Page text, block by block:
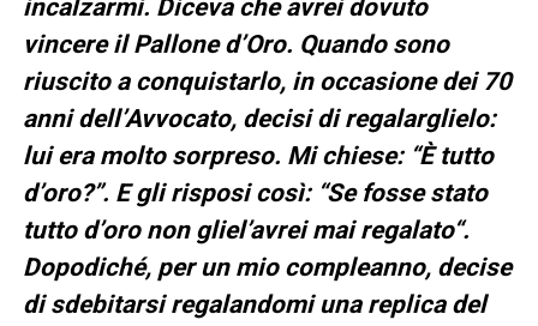
incalzarmi. Diceva che avrei dovuto
vincere il Pallone d’Oro. Quando sono
riuscito a conquistarlo, in occasione dei 70
anni dell’Avvocato, decisi di regalarglielo:
lui era molto sorpreso. Mi chiese: “È tutto
d’oro?”. E gli risposi così: “Se fosse stato
tutto d’oro non gliel’avrei mai regalato“.
Dopodiché, per un mio compleanno, decise
di sdebitarsi regalandomi una replica del